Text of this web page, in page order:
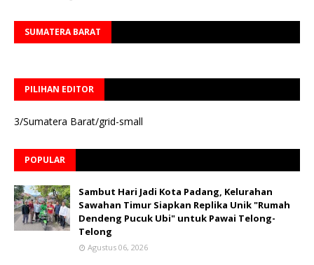
SUMATERA BARAT
PILIHAN EDITOR
3/Sumatera Barat/grid-small
POPULAR
Sambut Hari Jadi Kota Padang, Kelurahan
Sawahan Timur Siapkan Replika Unik "Rumah
Dendeng Pucuk Ubi" untuk Pawai Telong-
Telong
Agustus 06, 2026